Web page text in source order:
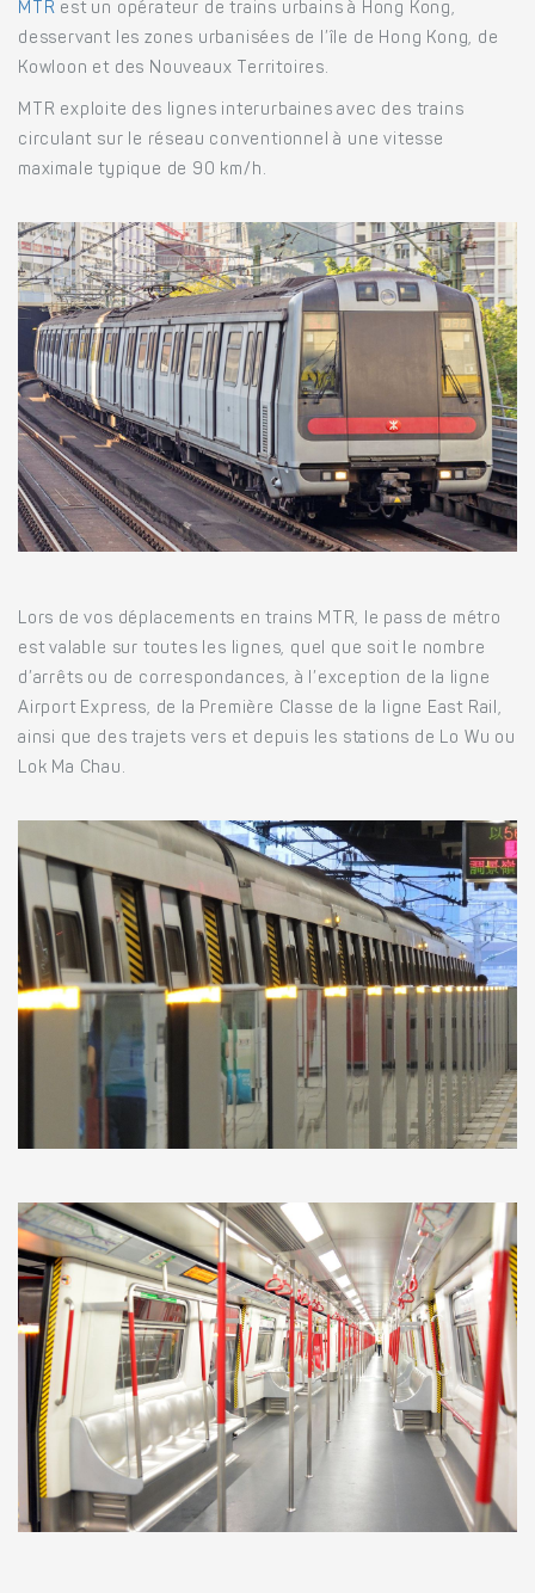
MTR est un opérateur de trains urbains à Hong Kong,
desservant les zones urbanisées de l’île de Hong Kong, de
Kowloon et des Nouveaux Territoires.
MTR exploite des lignes interurbaines avec des trains
circulant sur le réseau conventionnel à une vitesse
maximale typique de 90 km/h.
Lors de vos déplacements en trains MTR, le pass de métro
est valable sur toutes les lignes, quel que soit le nombre
d’arrêts ou de correspondances, à l’exception de la ligne
Airport Express, de la Première Classe de la ligne East Rail,
ainsi que des trajets vers et depuis les stations de Lo Wu ou
Lok Ma Chau.